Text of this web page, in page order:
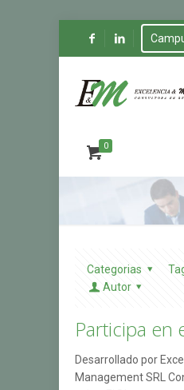
0
Categorias
Autor
Participa en
Desarrollado por
Management SRL